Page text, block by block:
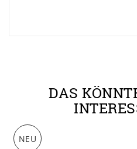
DAS
NEU